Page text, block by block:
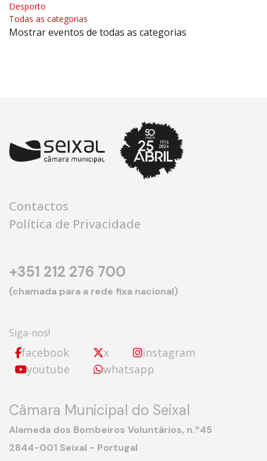
Desporto
Todas as categorias
Mostrar eventos de todas as categorias
Contactos
Política de Privacidade
+351 212 276 700
(chamada para a rede fixa nacional)
Siga-nos!
facebook x
instagram
youtube
whatsapp
Câmara Municipal do Seixal
Alameda dos Bombeiros Voluntários, n.º45
2844-001 Seixal - Portugal